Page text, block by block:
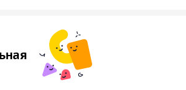
в приложении WeGoTrip: откройте
и нажмите на кнопку «Открыть
на карточке вашей покупки. Билет
не нужно, покажите его сотруднику